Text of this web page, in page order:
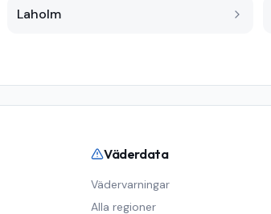
Laholm
Väderdata
Vädervarningar
Alla regioner